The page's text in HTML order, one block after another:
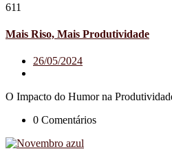
611
Mais Riso, Mais Produtividade
26/05/2024
O Impacto do Humor na
0 Comentários